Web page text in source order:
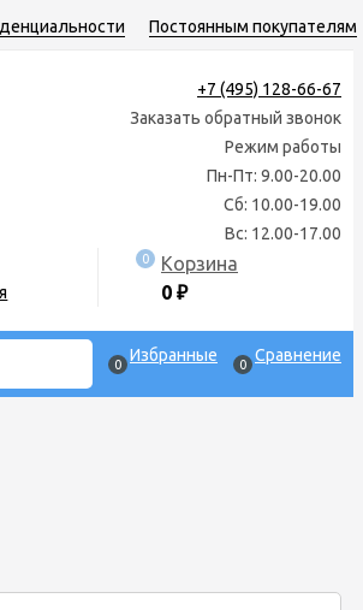
Постоянным покупателям
+7 (495) 128-66-67
Заказать обратный звонок
Режим работы
Пн-Пт: 9.00-20.00
Сб: 10.00-19.00
Вс: 12.00-17.00
0
Корзина
0 ₽
0 Избранные 0 Сравнение